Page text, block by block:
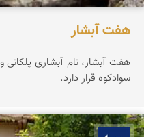
هفت آبشار
هفت آبشار، نام آبشاری
سوادکوه قرار دارد.